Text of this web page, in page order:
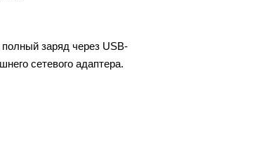
заряд через USB-
сетевого адаптера.